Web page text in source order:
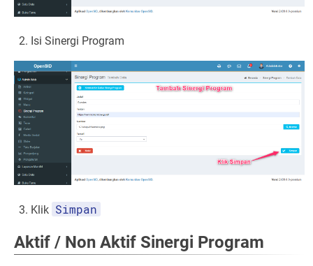
Isi Sinergi Program
Klik Simpan
Aktif / Non Aktif Sinergi Program